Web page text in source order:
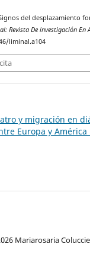
del desplazamiento
Revista De investigación En
liminal.a104
y migración en
Europa y América
Mariarosaria